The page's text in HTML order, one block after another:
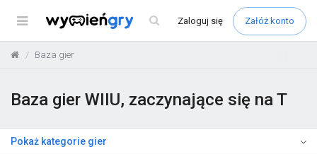
Menu Zaloguj się Załóż konto
Baza gier
Baza gier WIIU, zaczynające się na T
Pokaż kategorie gier